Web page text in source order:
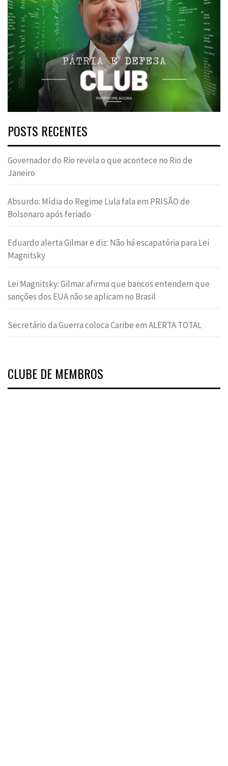
POSTS RECENTES
Governador do Rio revela o que acontece no Rio de
Janeiro
Absurdo: Mídia do Regime Lula fala em PRISÃO de
Bolsonaro após feriado
Eduardo alerta Gilmar e diz: Não há escapatória para Lei
Magnitsky
Lei Magnitsky: Gilmar afirma que bancos entendem que
sanções dos EUA não se aplicam no Brasil
Secretário da Guerra coloca Caribe em ALERTA TOTAL
CLUBE DE MEMBROS